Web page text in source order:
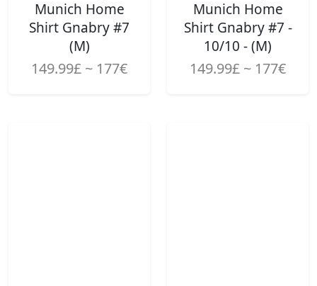
Munich Home
Shirt Gnabry #7
(M)
149.99£ ~ 177€
Munich Home
Shirt Gnabry #7 -
10/10 - (M)
149.99£ ~ 177€